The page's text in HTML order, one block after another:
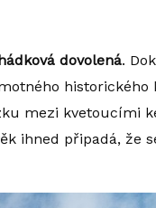
dovolená.
historického
mezi kvetoucími
ihned připadá, že